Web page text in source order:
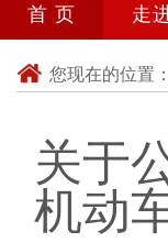
首 页 走
您现在的位置：
关于
机动